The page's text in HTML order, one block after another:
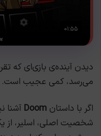
دیدن آینده‌ی بازی‌ای که
می‌رسد، کمی عجیب است.
اگر با داستان Doom
شخصیت اصلی، اسلیر، از